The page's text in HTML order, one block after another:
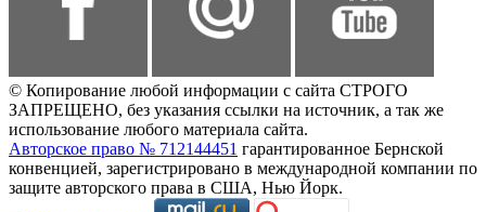
© Копирование любой информации с сайта СТРОГО
ЗАПРЕЩЕНО, без указания ссылки на источник, а так же
использование любого материала сайта.
Авторское право № 712144451 гарантированное Бернской
конвенцией, зарегистрировано в международной компании по
защите авторского права в США, Нью Йорк.